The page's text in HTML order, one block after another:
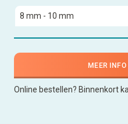
MEER
Online bestellen? Binnenkort